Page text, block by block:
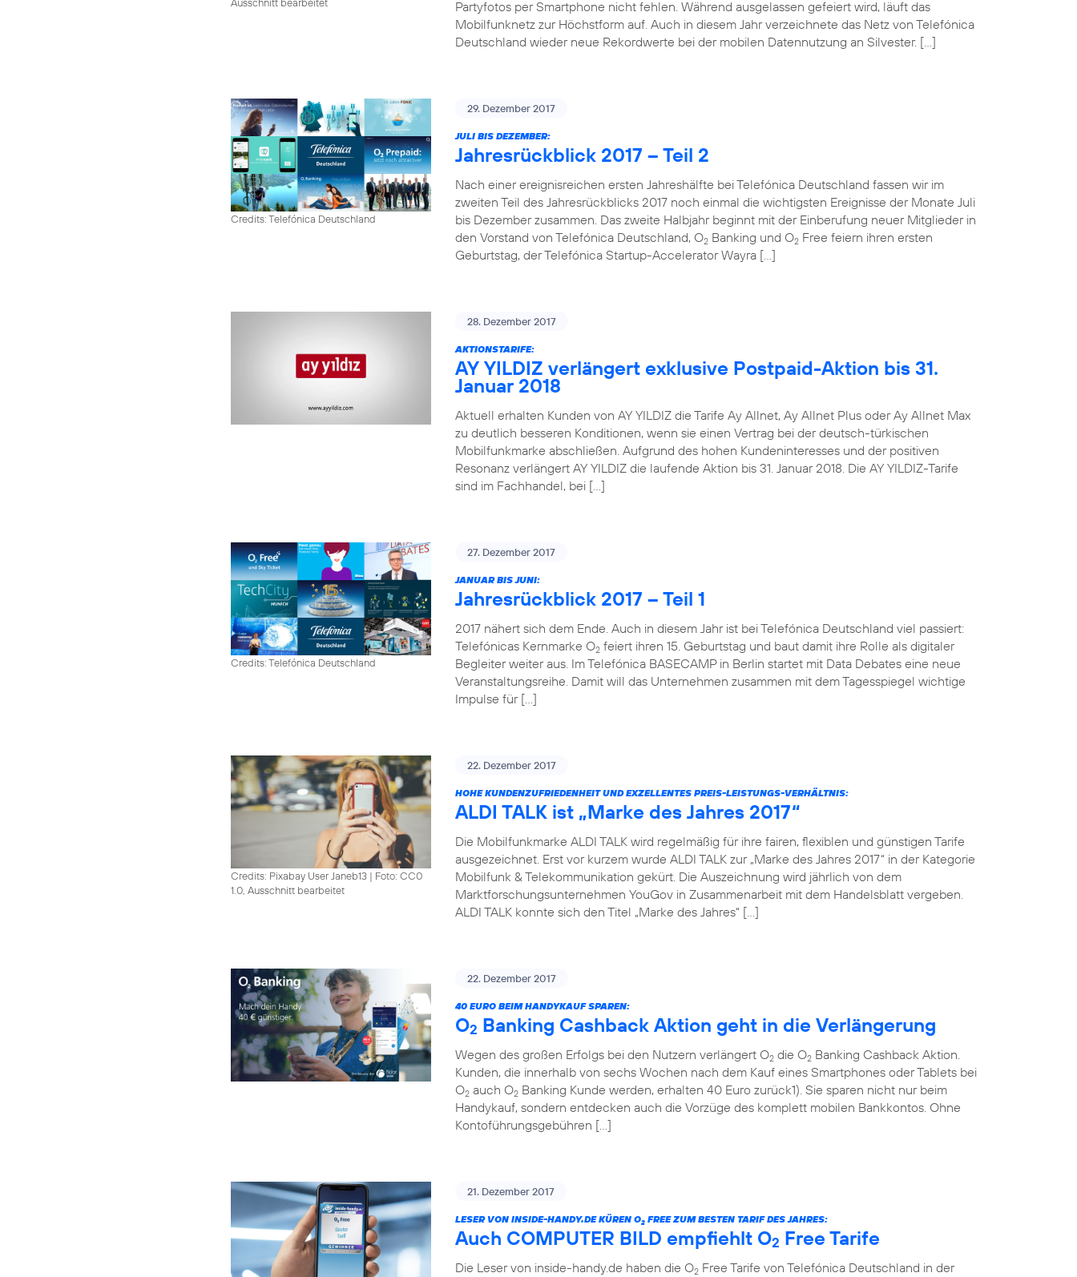
Partyfotos per Smartphone nicht fehlen. Während ausgelassen gefeiert wird, läuft das
Mobilfunknetz zur Höchstform auf. Auch in diesem Jahr verzeichnete das Netz von Telefónica
Deutschland wieder neue Rekordwerte bei der mobilen Datennutzung an Silvester. […]
Credits: Telefónica Deutschland
29. Dezember 2017
JULI BIS DEZEMBER:
Jahresrückblick 2017 – Teil 2
Nach einer ereignisreichen ersten Jahreshälfte bei Telefónica Deutschland fassen wir im
zweiten Teil des Jahresrückblicks 2017 noch einmal die wichtigsten Ereignisse der Monate Juli
bis Dezember zusammen. Das zweite Halbjahr beginnt mit der Einberufung neuer Mitglieder in
den Vorstand von Telefónica Deutschland, O2 Banking und O2 Free feiern ihren ersten
Geburtstag, der Telefónica Startup-Accelerator Wayra […]
28. Dezember 2017
AKTIONSTARIFE:
AY YILDIZ verlängert exklusive Postpaid-Aktion bis 31.
Januar 2018
Aktuell erhalten Kunden von AY YILDIZ die Tarife Ay Allnet, Ay Allnet Plus oder Ay Allnet Max
zu deutlich besseren Konditionen, wenn sie einen Vertrag bei der deutsch-türkischen
Mobilfunkmarke abschließen. Aufgrund des hohen Kundeninteresses und der positiven
Resonanz verlängert AY YILDIZ die laufende Aktion bis 31. Januar 2018. Die AY YILDIZ-Tarife
sind im Fachhandel, bei […]
Credits: Telefónica Deutschland
27. Dezember 2017
JANUAR BIS JUNI:
Jahresrückblick 2017 – Teil 1
2017 nähert sich dem Ende. Auch in diesem Jahr ist bei Telefónica Deutschland viel passiert:
Telefónicas Kernmarke O2 feiert ihren 15. Geburtstag und baut damit ihre Rolle als digitaler
Begleiter weiter aus. Im Telefónica BASECAMP in Berlin startet mit Data Debates eine neue
Veranstaltungsreihe. Damit will das Unternehmen zusammen mit dem Tagesspiegel wichtige
Impulse für […]
Credits: Pixabay User Janeb13 | Foto: CC0
1.0, Ausschnitt bearbeitet
22. Dezember 2017
HOHE KUNDENZUFRIEDENHEIT UND EXZELLENTES PREIS-LEISTUNGS-VERHÄLTNIS:
ALDI TALK ist „Marke des Jahres 2017“
Die Mobilfunkmarke ALDI TALK wird regelmäßig für ihre fairen, flexiblen und günstigen Tarife
ausgezeichnet. Erst vor kurzem wurde ALDI TALK zur „Marke des Jahres 2017“ in der Kategorie
Mobilfunk & Telekommunikation gekürt. Die Auszeichnung wird jährlich von dem
Marktforschungsunternehmen YouGov in Zusammenarbeit mit dem Handelsblatt vergeben.
ALDI TALK konnte sich den Titel „Marke des Jahres“ […]
22. Dezember 2017
40 EURO BEIM HANDYKAUF SPAREN:
O2 Banking Cashback Aktion geht in die Verlängerung
Wegen des großen Erfolgs bei den Nutzern verlängert O2 die O2 Banking Cashback Aktion.
Kunden, die innerhalb von sechs Wochen nach dem Kauf eines Smartphones oder Tablets bei
O2 auch O2 Banking Kunde werden, erhalten 40 Euro zurück1). Sie sparen nicht nur beim
Handykauf, sondern entdecken auch die Vorzüge des komplett mobilen Bankkontos. Ohne
Kontoführungsgebühren […]
21. Dezember 2017
LESER VON INSIDE-HANDY.DE KÜREN O2 FREE ZUM BESTEN TARIF DES JAHRES:
Auch COMPUTER BILD empfiehlt O2 Free Tarife
Die Leser von inside-handy.de haben die O2 Free Tarife von Telefónica Deutschland in der